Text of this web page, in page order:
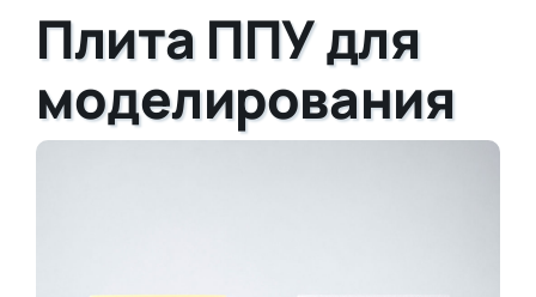
Плита ППУ для
моделирования